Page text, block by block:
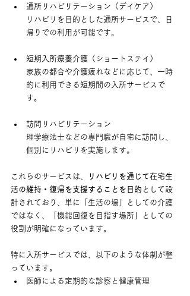
通所リハビリテーション（デイケア）
リハビリを目的とした通所サービスで、日
帰りでの利用が可能です。
短期入所療養介護（ショートステイ）
家族の都合や介護疲れなどに応じて、一時
的に利用できる短期間の入所サービスで
す。
訪問リハビリテーション
理学療法士などの専門職が自宅に訪問し、
個別にリハビリを実施します。
これらのサービスは、
リハビリを通じて在宅生
活の維持・復帰を支援することを目的 として設
計されており、単に「生活の場」としての介護
ではなく、「機能回復を目指す場所」としての
役割が明確になっています。
特に入所サービスでは、以下のような体制が整
っています。
医師による定期的な診察と健康管理